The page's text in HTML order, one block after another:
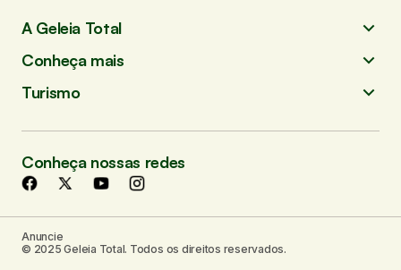
A Geleia Total
Conheça mais
Turismo
Conheça nossas redes
Anuncie
© 2025 Geleia Total. Todos os direitos reservados.